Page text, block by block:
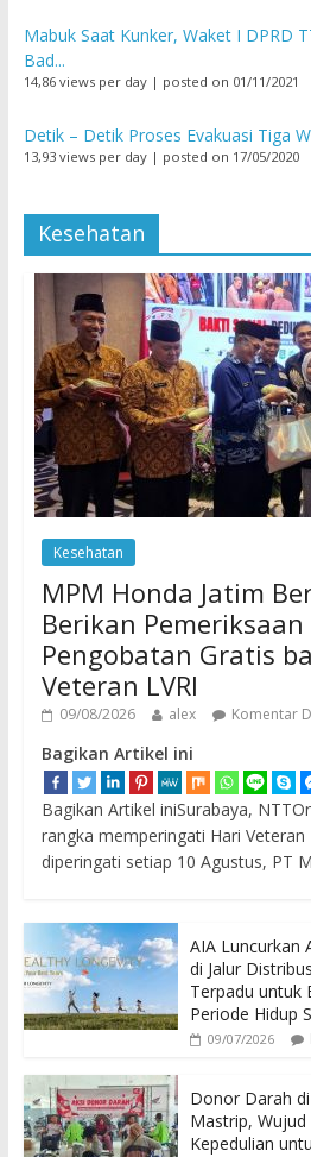
Mabuk Saat Kunker, Waket I DPRD
Bad...
14,86 views per day| posted on 01/11/2021
Detik – Detik Proses Evakuasi Tiga
13,93 views per day| posted on 17/05/2020
Kesehatan
Kesehatan
MPM Honda Jatim
Berikan Pemeriksaan
Pengobatan Gratis
Veteran LVRI
09/08/2026 alex Komentar
Bagikan Artikel ini
Bagikan Artikel iniSurabaya,
rangka memperingati Hari Veteran
diperingati setiap 10 Agustus, PT
AIA Luncurkan
di Jalur
Terpadu untuk
Periode Hidup
09/07/2026
Donor Darah
Mastrip,
Kepedulian